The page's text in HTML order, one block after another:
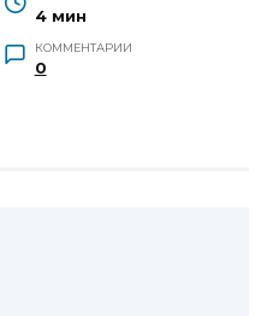
4 мин
КОММЕНТАРИИ
0